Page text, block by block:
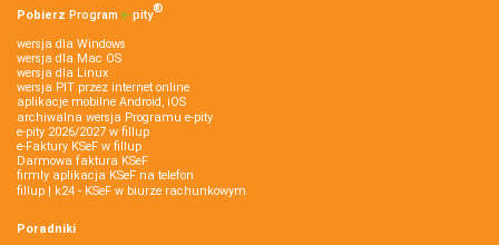
Pobierz Program e‑pity®
wersja dla Windows
wersja dla Mac OS
wersja dla Linux
wersja PIT przez internet online
aplikacje mobilne Android, iOS
archiwalna wersja Programu e-pity
e-pity 2026/2027 w fillup
e‑Faktury KSeF w fillup
Darmowa faktura KSeF
firmly aplikacja KSeF na telefon
fillup | k24 - KSeF w biurze rachunkowym
Poradniki